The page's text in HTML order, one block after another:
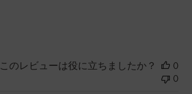
このレビューは役に立ちましたか？
0
0